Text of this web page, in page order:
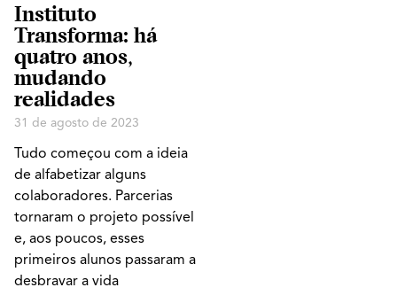
Instituto
Transforma: há
quatro anos,
mudando
realidades
31 de agosto de 2023
Tudo começou com a ideia
de alfabetizar alguns
colaboradores. Parcerias
tornaram o projeto possível
e, aos poucos, esses
primeiros alunos passaram a
desbravar a vida